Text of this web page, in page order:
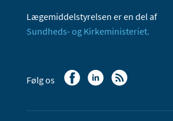
Lægemiddelstyrelsen er en del af
Sundheds- og Kirkeministeriet.
Følg os